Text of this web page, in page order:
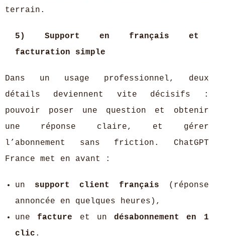
terrain.
5) Support en français et
facturation simple
Dans un usage professionnel, deux
détails deviennent vite décisifs :
pouvoir poser une question et obtenir
une réponse claire, et gérer
l’abonnement sans friction. ChatGPT
France met en avant :
un support client français (réponse
annoncée en quelques heures),
une facture et undésabonnement en 1
clic .